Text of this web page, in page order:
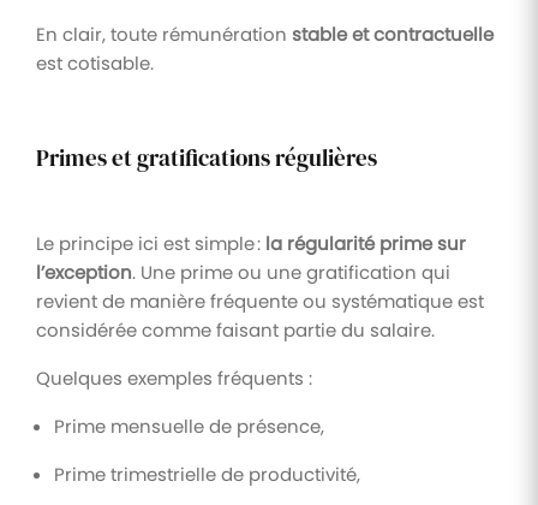
En clair, toute rémunération stable et contractuelle
est cotisable.
Primes et gratifications régulières
Le principe ici est simple : la régularité prime sur
l’exception. Une prime ou une gratification qui
revient de manière fréquente ou systématique est
considérée comme faisant partie du salaire.
Quelques exemples fréquents :
Prime mensuelle de présence,
Prime trimestrielle de productivité,